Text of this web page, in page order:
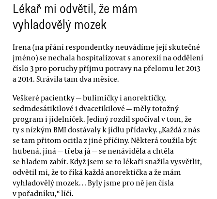
Lékař mi odvětil, že mám
vyhladovělý mozek
Irena (na přání respondentky neuvádíme její skutečné
jméno) se nechala hospitalizovat s anorexií na oddělení
číslo 3 pro poruchy příjmu potravy na přelomu let 2013
a 2014. Strávila tam dva měsíce.
Veškeré pacientky — bulimičky i anorektičky,
sedmdesátikilové i dvacetikilové — měly totožný
program i jídelníček. Jediný rozdíl spočíval v tom, že
ty s nízkým BMI dostávaly k jídlu přídavky. „Každá z nás
se tam přitom ocitla z jiné příčiny. Některá toužila být
hubená, jiná — třeba já — se nenáviděla a chtěla
se hladem zabít. Když jsem se to lékaři snažila vysvětlit,
odvětil mi, že to říká každá anorektička a že mám
vyhladovělý mozek… Byly jsme pro ně jen čísla
v pořadníku,“ líčí.